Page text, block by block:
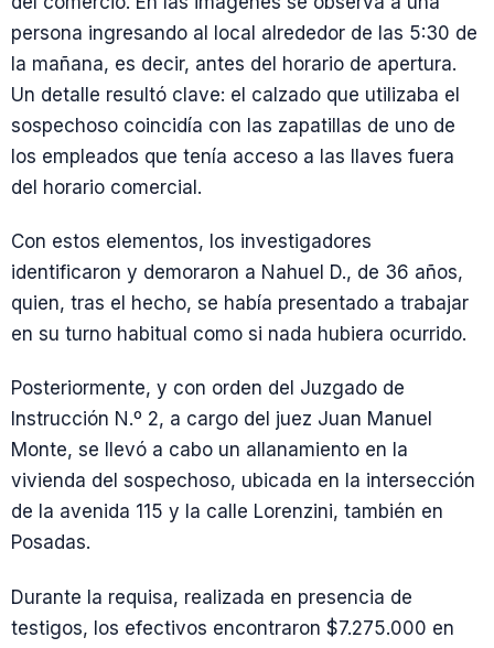
persona ingresando al local alrededor de las 5:30 de
la mañana, es decir, antes del horario de apertura.
Un detalle resultó clave: el calzado que utilizaba el
sospechoso coincidí­a con las zapatillas de uno de
los empleados que tenía acceso a las llaves fuera
del horario comercial.
Con estos elementos, los investigadores
identificaron y demoraron a Nahuel D., de 36 años,
quien, tras el hecho, se había presentado a trabajar
en su turno habitual como si nada hubiera ocurrido.
Posteriormente, y con orden del Juzgado de
Instrucción N.º 2, a cargo del juez Juan Manuel
Monte, se llevó a cabo un allanamiento en la
vivienda del sospechoso, ubicada en la intersección
de la avenida 115 y la calle Lorenzini, también en
Posadas.
Durante la requisa, realizada en presencia de
testigos, los efectivos encontraron $7.275.000 en